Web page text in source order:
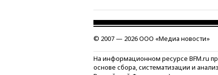
© 2007 — 2026 ООО «Медиа новости»
На информационном ресурсе BFM.ru
основе сбора, систематизации и